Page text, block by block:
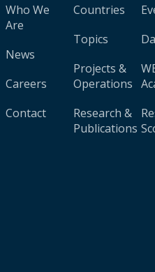
Who We
Are
News
Careers
Contact
Countries
Topics
Projects &
Operations
Research &
Publications